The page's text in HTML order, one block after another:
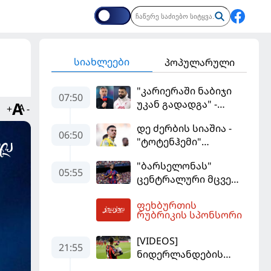
+ -
სიახლეები პოპულარული
07:50
"კარიერაში ნაბიჯი
უკან გადადგა" -
არჩევანი დაუწუნა
06:50
დე ძერბის სიაშია -
"ტოტენჰემი"
განიხილავს
05:55
"ბარსელონას"
ცენტრალური მცველი
"ლივერპულში"
გააგრძელებს
ფეხბურთის
რუბრიკის სპონსორი
21:55
[VIDEOS]
ნიდერლანდების